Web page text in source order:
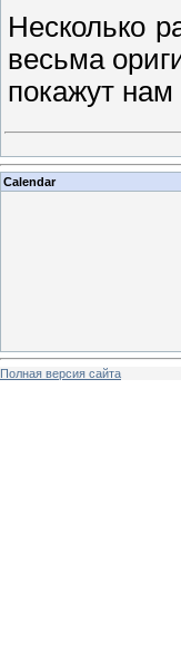
Несколько
весьма
покажут
Calendar
Полная версия сайта